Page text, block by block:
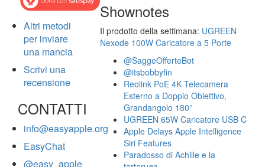
Altri metodi
per inviare
una mancia
Scrivi una
recensione
CONTATTI
info@easyapple.org
EasyChat
@easy_apple
Shownotes
Il prodotto della settimana: UGREEN
Nexode 100W Caricatore a 5 Porte
@SaggeOfferteBot
@itsbobbyfin
Reolink PoE 4K Telecamera
Esterno a Doppio Obiettivo,
Grandangolo 180°
UGREEN 65W Caricatore USB C
Apple Delays Apple Intelligence
Siri Features
Paradosso di Achille e la